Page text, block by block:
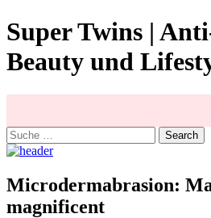
Skip
to
content
Super Twins |
Beauty und
Search
for:
Microdermabrasion:
magnificent